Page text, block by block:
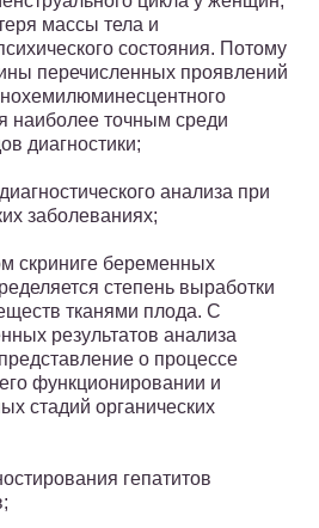
массы тела и
состояния. Потому
перечисленных проявлений
наиболее точным среди
диагностики;
анализа при
заболеваниях;
скриниге беременных
степень выработки
тканями плода. С
результатов анализа
о процессе
функционировании и
стадий органических
гепатитов